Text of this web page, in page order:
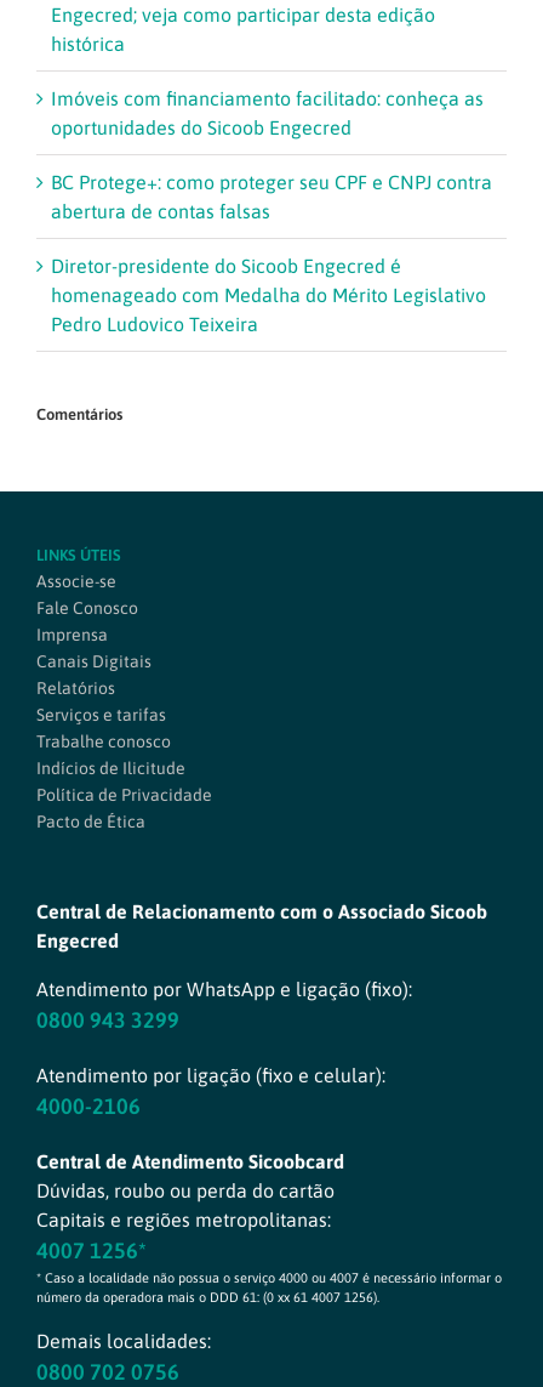
Engecred; veja como participar desta edição
histórica
Imóveis com financiamento facilitado: conheça as
oportunidades do Sicoob Engecred
BC Protege+: como proteger seu CPF e CNPJ contra
abertura de contas falsas
Diretor-presidente do Sicoob Engecred é
homenageado com Medalha do Mérito Legislativo
Pedro Ludovico Teixeira
Comentários
LINKS ÚTEIS
Associe-se
Fale Conosco
Imprensa
Canais Digitais
Relatórios
Serviços e tarifas
Trabalhe conosco
Indícios de Ilicitude
Política de Privacidade
Pacto de Ética
Central de Relacionamento com o Associado Sicoob
Engecred
Atendimento por WhatsApp e ligação (fixo):
0800 943 3299
Atendimento por ligação (fixo e celular):
4000-2106
Central de Atendimento Sicoobcard
Dúvidas, roubo ou perda do cartão
Capitais e regiões metropolitanas:
4007 1256*
* Caso a localidade não possua o serviço 4000 ou 4007 é necessário informar o
número da operadora mais o DDD 61: (0 xx 61 4007 1256).
Demais localidades:
0800 702 0756